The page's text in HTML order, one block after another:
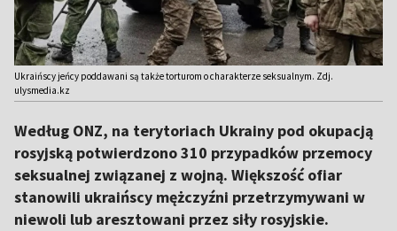
Ukraińscy jeńcy poddawani są także torturom o charakterze seksualnym. Zdj.
ulysmedia.kz
Według ONZ, na terytoriach Ukrainy pod okupacją
rosyjską potwierdzono 310 przypadków przemocy
seksualnej związanej z wojną. Większość ofiar
stanowili ukraińscy mężczyźni przetrzymywani w
niewoli lub aresztowani przez siły rosyjskie.